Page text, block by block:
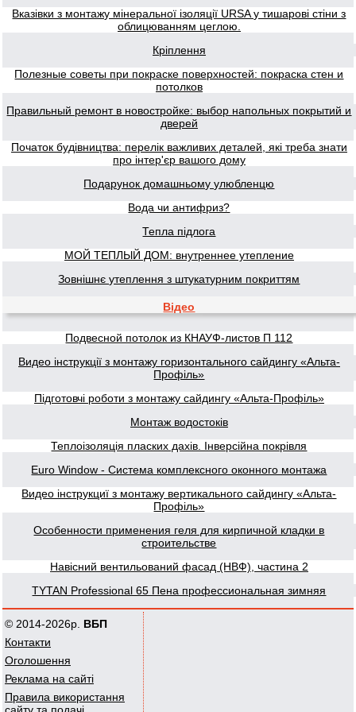
Вказівки з монтажу мінеральної ізоляції URSA у тишарові стіни з
облицюванням цеглою.
Кріплення
Полезные советы при покраске поверхностей: покраска стен и
потолков
Правильный ремонт в новостройке: выбор напольных покрытий и
дверей
Початок будівництва: перелік важливих деталей, які треба знати
про інтер'єр вашого дому
Подарунок домашньому улюбленцю
Вода чи антифриз?
Тепла підлога
МОЙ ТЕПЛЫЙ ДОМ: внутреннее утепление
Зовнішнє утеплення з штукатурним покриттям
Відео
Подвесной потолок из КНАУФ-листов П 112
Видео інструкції з монтажу горизонтального сайдингу «Альта-
Профіль»
Підготовчі роботи з монтажу сайдингу «Альта-Профіль»
Монтаж водостоків
Теплоізоляція пласких дахів. Інверсійна покрівля
Euro Window - Система комплексного оконного монтажа
Видео інструкциї з монтажу вертикального сайдингу «Альта-
Профіль»
Особенности применения геля для кирпичной кладки в
строительстве
Навісний вентильований фасад (НВФ), частина 2
TYTAN Professional 65 Пена профессиональная зимняя
© 2014-2026р. ВБП
Контакти
Оголошення
Реклама на сайті
Правила використання